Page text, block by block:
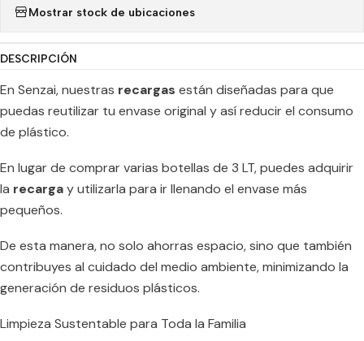
Mostrar stock de ubicaciones
DESCRIPCIÓN
En Senzai, nuestras recargas están diseñadas para que
puedas reutilizar tu envase original y así reducir el consumo
de plástico.
En lugar de comprar varias botellas de 3 LT, puedes adquirir
la recargay utilizarla para ir llenando el envase más
pequeños.
De esta manera, no solo ahorras espacio, sino que también
contribuyes al cuidado del medio ambiente, minimizando la
generación de residuos plásticos.
Limpieza Sustentable para Toda la Familia